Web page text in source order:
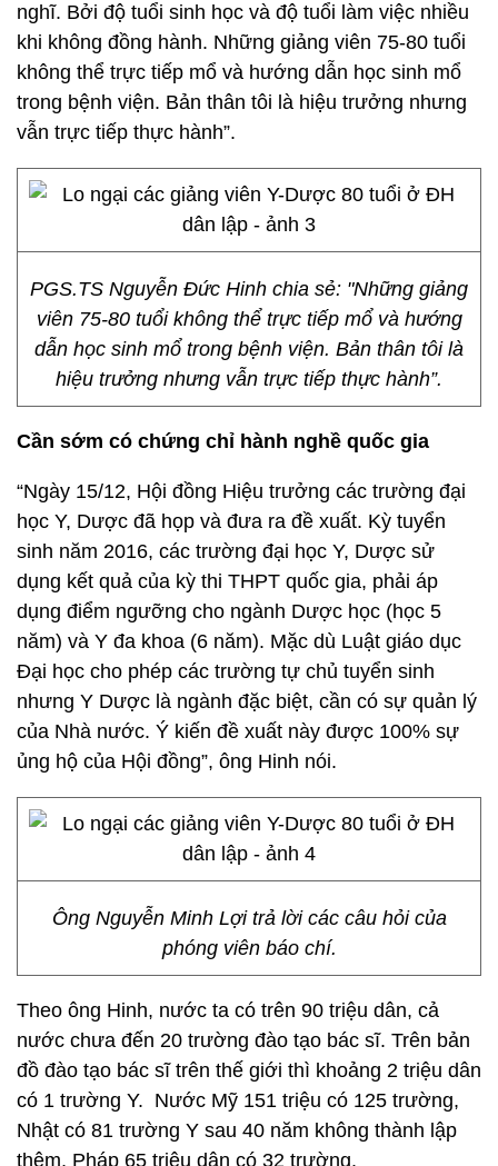
nghĩ. Bởi độ tuổi sinh học và độ tuổi làm việc nhiều
khi không đồng hành. Những giảng viên 75-80 tuổi
không thể trực tiếp mổ và hướng dẫn học sinh mổ
trong bệnh viện. Bản thân tôi là hiệu trưởng nhưng
vẫn trực tiếp thực hành”.
PGS.TS Nguyễn Đức Hinh chia sẻ: "Những giảng
viên 75-80 tuổi không thể trực tiếp mổ và hướng
dẫn học sinh mổ trong bệnh viện. Bản thân tôi là
hiệu trưởng nhưng vẫn trực tiếp thực hành”.
Cần sớm có chứng chỉ hành nghề quốc gia
“Ngày 15/12, Hội đồng Hiệu trưởng các trường đại
học Y, Dược đã họp và đưa ra đề xuất. Kỳ tuyển
sinh năm 2016, các trường đại học Y, Dược sử
dụng kết quả của kỳ thi THPT quốc gia, phải áp
dụng điểm ngưỡng cho ngành Dược học (học 5
năm) và Y đa khoa (6 năm). Mặc dù Luật giáo dục
Đại học cho phép các trường tự chủ tuyển sinh
nhưng Y Dược là ngành đặc biệt, cần có sự quản lý
của Nhà nước. Ý kiến đề xuất này được 100% sự
ủng hộ của Hội đồng”, ông Hinh nói.
Ông Nguyễn Minh Lợi trả lời các câu hỏi của
phóng viên báo chí.
Theo ông Hinh, nước ta có trên 90 triệu dân, cả
nước chưa đến 20 trường đào tạo bác sĩ. Trên bản
đồ đào tạo bác sĩ trên thế giới thì khoảng 2 triệu dân
có 1 trường Y. Nước Mỹ 151 triệu có 125 trường,
Nhật có 81 trường Y sau 40 năm không thành lập
thêm, Pháp 65 triệu dân có 32 trường.